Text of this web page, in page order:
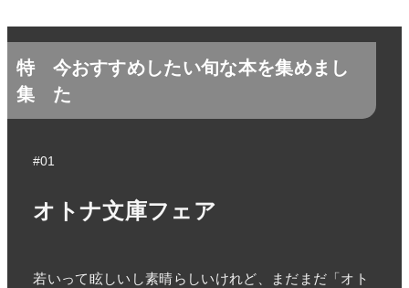
特
集
今おすすめしたい旬な本を集めまし
た
#01
オトナ文庫フェア
若いって眩しいし素晴らしいけれど、まだまだ「オト